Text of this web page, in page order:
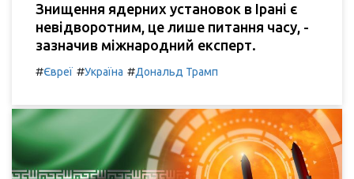
Знищення ядерних установок в Ірані є
невідворотним, це лише питання часу, -
зазначив міжнародний експерт.
#Євреї #Україна #Дональд Трамп